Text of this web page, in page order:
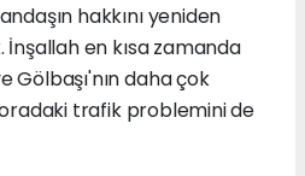
hakkını yeniden
en kısa zamanda
Gölbaşı'nın daha çok
trafik problemini de